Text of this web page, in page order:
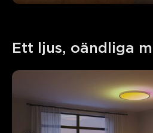
Ett ljus, oändliga